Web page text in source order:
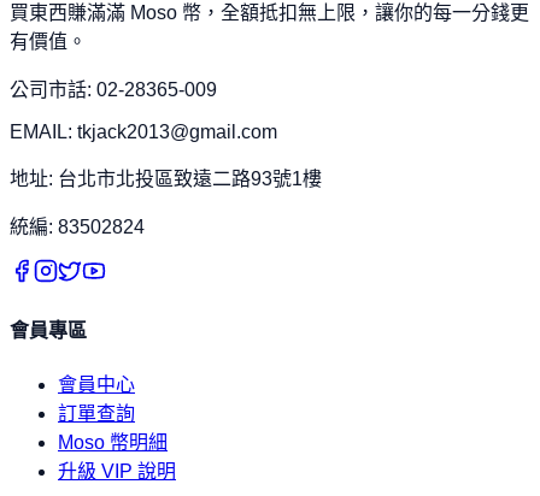
買東西賺滿滿 Moso 幣，全額抵扣無上限，讓你的每一分錢更
有價值。
公司市話: 02-28365-009
EMAIL: tkjack2013@gmail.com
地址: 台北市北投區致遠二路93號1樓
統編: 83502824
會員專區
會員中心
訂單查詢
Moso 幣明細
升級 VIP 說明